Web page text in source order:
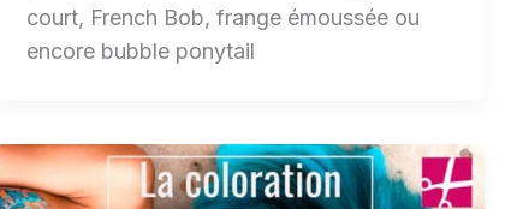
court, French Bob, frange émoussée ou
encore bubble ponytail